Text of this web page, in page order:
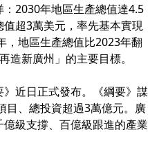
2030年地區生產總值達4.5
超3萬美元，率先基本實現
，地區生產總值比2023年翻
造新廣州」的主要目標。
近日正式發布。《綱要》謀
目、總投資超過3萬億元。廣
級支撐、百億級跟進的產業